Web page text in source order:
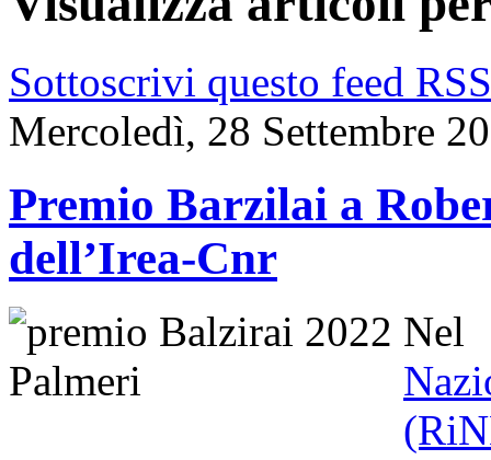
Sottoscrivi questo feed RSS
Mercoledì, 28 Settembre
Premio Barzilai a
dell’Irea-Cnr